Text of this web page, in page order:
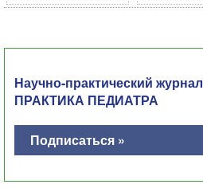
Научно-практический журнал
ПРАКТИКА ПЕДИАТРА
Подписаться »